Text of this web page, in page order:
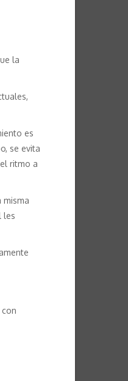
la
es
se evita
ritmo a
misma
les